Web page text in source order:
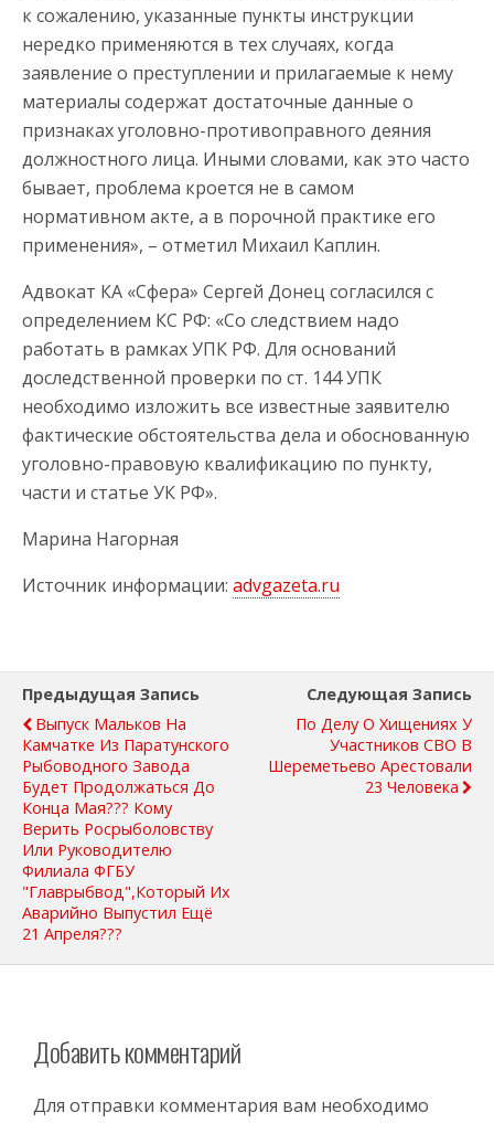
к сожалению, указанные пункты инструкции
нередко применяются в тех случаях, когда
заявление о преступлении и прилагаемые к нему
материалы содержат достаточные данные о
признаках уголовно-противоправного деяния
должностного лица. Иными словами, как это часто
бывает, проблема кроется не в самом
нормативном акте, а в порочной практике его
применения», – отметил Михаил Каплин.
Адвокат КА «Сфера» Сергей Донец согласился с
определением КС РФ: «Со следствием надо
работать в рамках УПК РФ. Для оснований
доследственной проверки по ст. 144 УПК
необходимо изложить все известные заявителю
фактические обстоятельства дела и обоснованную
уголовно-правовую квалификацию по пункту,
части и статье УК РФ».
Марина Нагорная
Источник информации: advgazeta.ru
Предыдущая Запись
Выпуск Мальков На
Камчатке Из Паратунского
Рыбоводного Завода
Будет Продолжаться До
Конца Мая??? Кому
Верить Росрыболовству
Или Руководителю
Филиала ФГБУ
"Главрыбвод",который Их
Аварийно Выпустил Ещё
21 Апреля???
Следующая Запись
По Делу О Хищениях У
Участников СВО В
Шереметьево Арестовали
23 Человека
Добавить комментарий
Для отправки комментария вам необходимо